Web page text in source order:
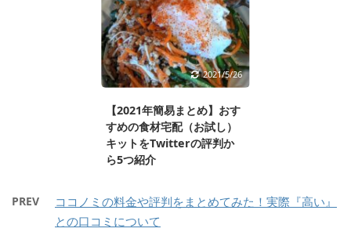
2021/5/26
【2021年簡易まとめ】おす
すめの食材宅配（お試し）
キットをTwitterの評判か
ら5つ紹介
PREV
ココノミの料金や評判をまとめてみた！実際『高い』
との口コミについて